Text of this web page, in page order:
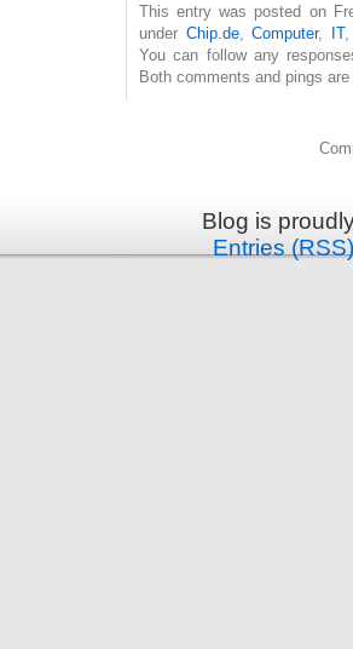
This entry was posted on
under Chip.de,Computer, IT
You can follow any
Both comments and pings
Blog is
Entries (RSS)